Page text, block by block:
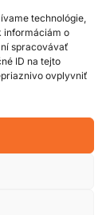
technológie,
informáciám o
spracovávať
ID na tejto
ovplyvniť